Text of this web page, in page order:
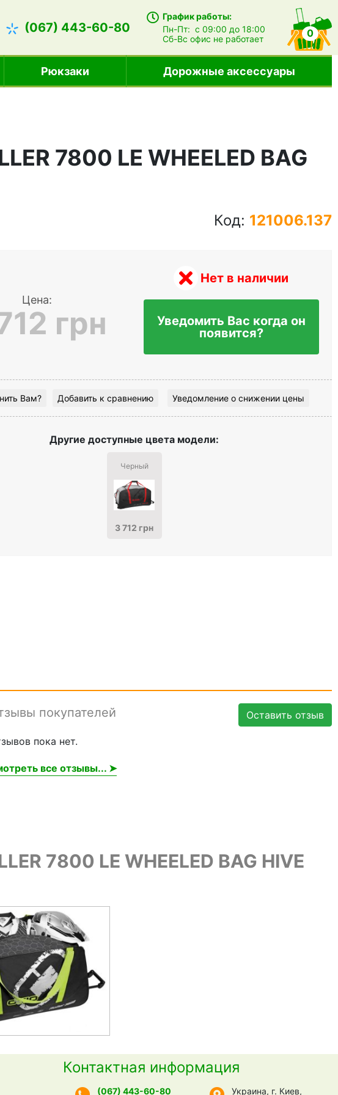
(067) 443-60-80
График работы:
Пн-Пт:с 09:00 до 18:00
Сб-Всофис не работает 0
Рюкзаки Дорожные аксессуары
7800 LE WHEELED BAG
Код: 121006.137
Цена:
грн
Нет в наличии
Уведомить Вас когда он
появится?
Вам? Добавить к сравнению Уведомление о снижении цены
Другие доступные цвета модели:
Черный
3 712 грн
Оставить отзыв
покупателей
пока нет.
все отзывы... ➤
7800 LE WHEELED BAG HIVE
Контактная информация
(067) 443-60-80 Украина, г. Киев,